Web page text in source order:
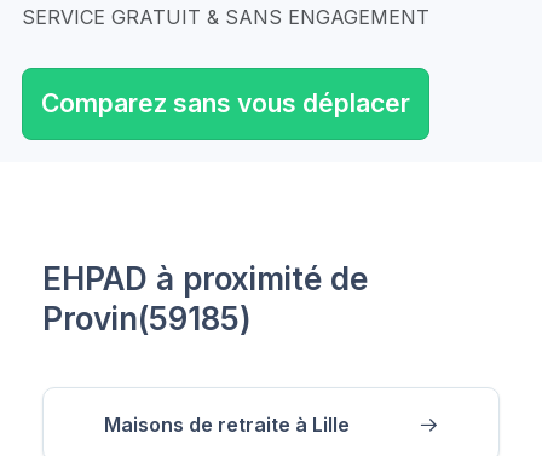
SERVICE GRATUIT & SANS ENGAGEMENT
Comparez sans vous déplacer
EHPAD à proximité de
Provin(59185)
Maisons de retraite à Lille